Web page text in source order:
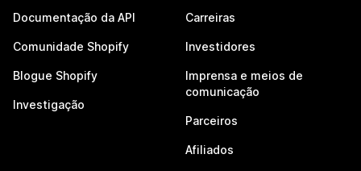
Documentação da API
Comunidade Shopify
Blogue Shopify
Investigação
Carreiras
Investidores
Imprensa e meios de
comunicação
Parceiros
Afiliados